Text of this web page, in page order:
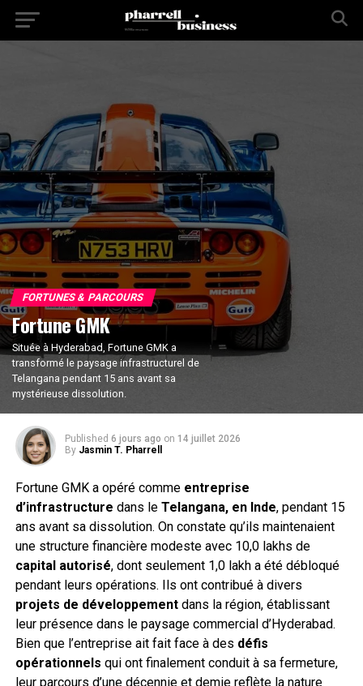
FORTUNES & PARCOURS
Fortune GMK
Située à Hyderabad, Fortune GMK a
transformé le paysage infrastructurel de
Telangana pendant 15 ans avant sa
mystérieuse dissolution.
Published 6 jours ago on 14 juillet 2026
By Jasmin T. Pharrell
Fortune GMK a opéré comme entreprise
d’infrastructure dans le Telangana, en Inde, pendant 15
ans avant sa dissolution. On constate qu’ils maintenaient
une structure financière modeste avec ₹10,0 lakhs de
capital autorisé, dont seulement ₹1,0 lakh a été débloqué
pendant leurs opérations. Ils ont contribué à divers
projets de développementdans la région, établissant
leur présence dans le paysage commercial d’Hyderabad.
Bien que l’entreprise ait fait face à des défis
opérationnels qui ont finalement conduit à sa fermeture,
leur parcours d’une décennie et demie reflète la nature